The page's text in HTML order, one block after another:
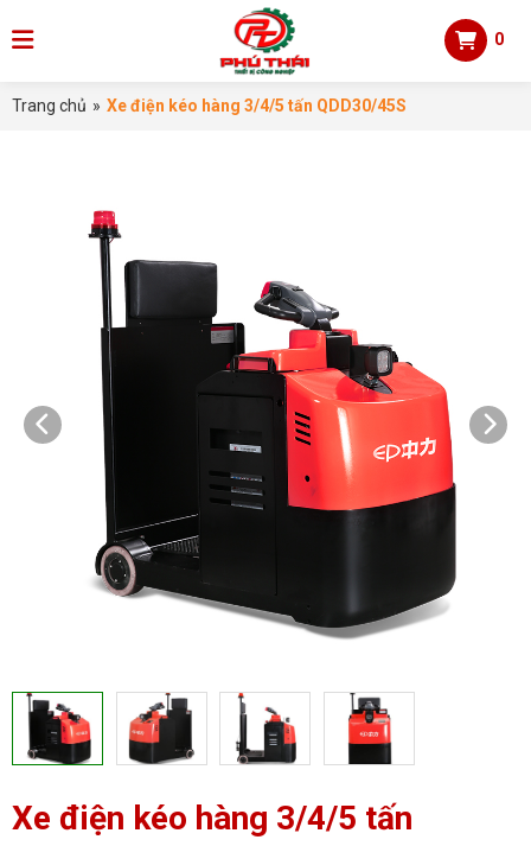
0
Trang chủ » Xe điện kéo hàng 3/4/5 tấn QDD30/45S
Xe điện kéo hàng 3/4/5 tấn